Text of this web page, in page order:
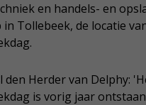
en handels- en
Tollebeek, de locatie
Herder van Delphy:
is vorig jaar